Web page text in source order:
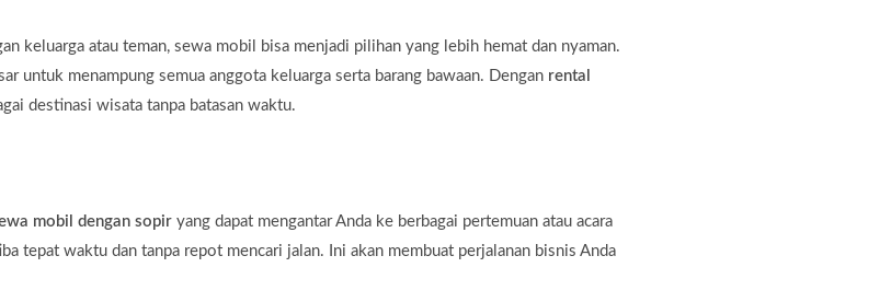
keluarga atau teman, sewa mobil bisa menjadi pilihan yang lebih hemat dan nyaman.
untuk menampung semua anggota keluarga serta barang bawaan. Dengan rental
destinasi wisata tanpa batasan waktu.
mobil dengan sopir yang dapat mengantar Anda ke berbagai pertemuan atau acara
tepat waktu dan tanpa repot mencari jalan. Ini akan membuat perjalanan bisnis Anda